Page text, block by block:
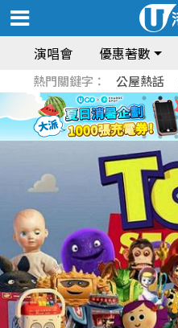
演唱會 優惠著數
熱門關鍵字： 公屋熱話